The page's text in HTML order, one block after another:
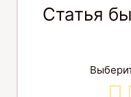
Статья